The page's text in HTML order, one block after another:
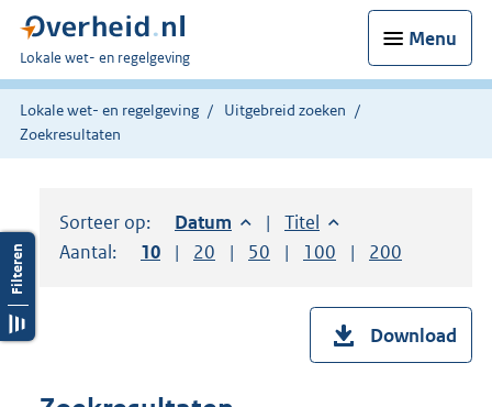
Menu
U
bent
hier:
Lokale wet- en regelgeving
Lokale wet- en regelgeving
Uitgebreid zoeken
Zoekresultaten
Sorteer op: Sorteer op:
Datum aflopendSorteer op:
Titel oplopend
Aantal:
Toon
10 resultaten per pagina
Toon
20 resultaten per pagina
Toon
50 resultaten per pagina
Toon
100 resultaten per
Toon
200
Download